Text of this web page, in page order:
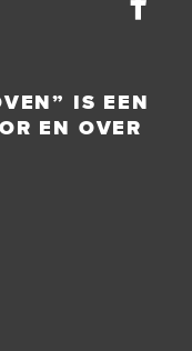
IS EEN
EN OVER